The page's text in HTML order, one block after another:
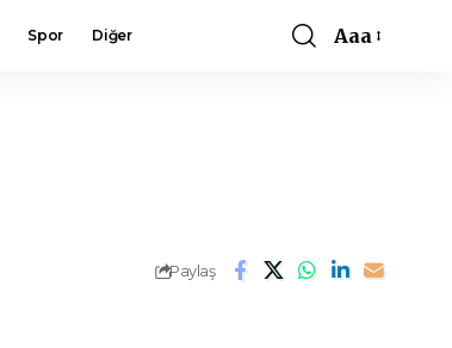
Spor Diğer
Font
Aaa
Paylaş